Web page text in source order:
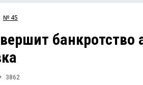
№ 45
банкротство
3862